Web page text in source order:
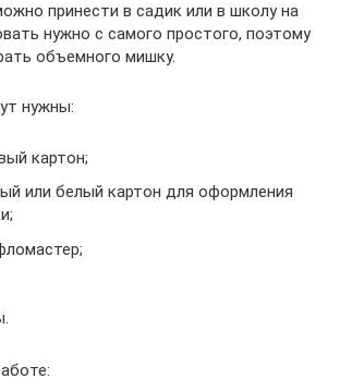
принести в садик или в школу на
нужно с самого простого, поэтому
объемного мишку.
нужны:
картон;
или белый картон для оформления